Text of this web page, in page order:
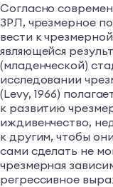
Согласно
ЗРЛ, чрезмерное
вести к
являющейся
(младенческой)
исследовании
(Levy, 1966)
к развитию
иждивенчество,
к другим, чтобы
сами сделать не
чрезмерная
регрессивное